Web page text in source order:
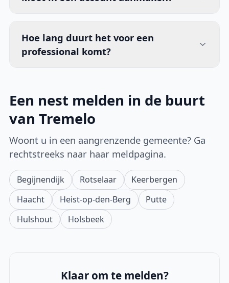
Hoe lang duurt het voor een
professional komt?
Een nest melden in de buurt
van Tremelo
Woont u in een aangrenzende gemeente? Ga
rechtstreeks naar haar meldpagina.
Begijnendijk Rotselaar
Keerbergen
Haacht
Heist-op-den-Berg
Putte
Hulshout
Holsbeek
Klaar om te melden?